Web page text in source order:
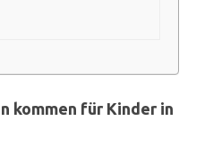
kommen für Kinder in